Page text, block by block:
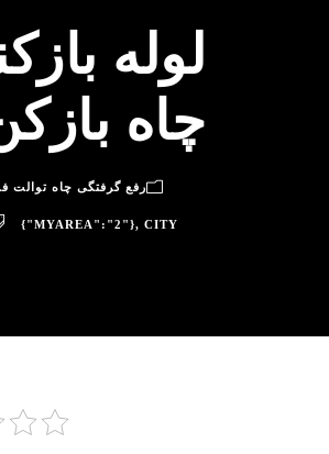
چاه
رفع گرفتگی چاه توالت
{"MYAREA":"2"}, CITY=فرحزاد